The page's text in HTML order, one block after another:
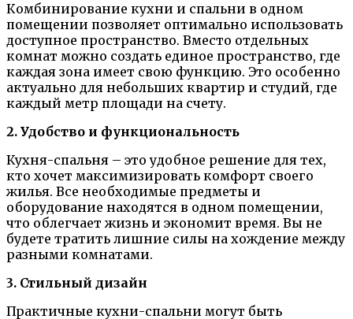
Комбинирование кухни и спальни в одном
помещении позволяет оптимально использовать
доступное пространство. Вместо отдельных
комнат можно создать единое пространство, где
каждая зона имеет свою функцию. Это особенно
актуально для небольших квартир и студий, где
каждый метр площади на счету.
2. Удобство и функциональность
Кухня-спальня – это удобное решение для тех,
кто хочет максимизировать комфорт своего
жилья. Все необходимые предметы и
оборудование находятся в одном помещении,
что облегчает жизнь и экономит время. Вы не
будете тратить лишние силы на хождение между
разными комнатами.
3. Стильный дизайн
Практичные кухни-спальни могут быть